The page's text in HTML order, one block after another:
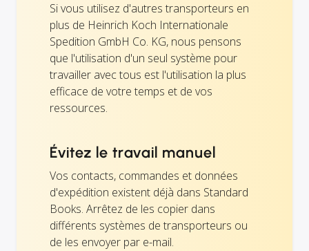
Si vous utilisez d'autres transporteurs en
plus de Heinrich Koch Internationale
Spedition GmbH Co. KG, nous pensons
que l'utilisation d'un seul système pour
travailler avec tous est l'utilisation la plus
efficace de votre temps et de vos
ressources.
Évitez le travail manuel
Vos contacts, commandes et données
d'expédition existent déjà dans Standard
Books. Arrêtez de les copier dans
différents systèmes de transporteurs ou
de les envoyer par e-mail.